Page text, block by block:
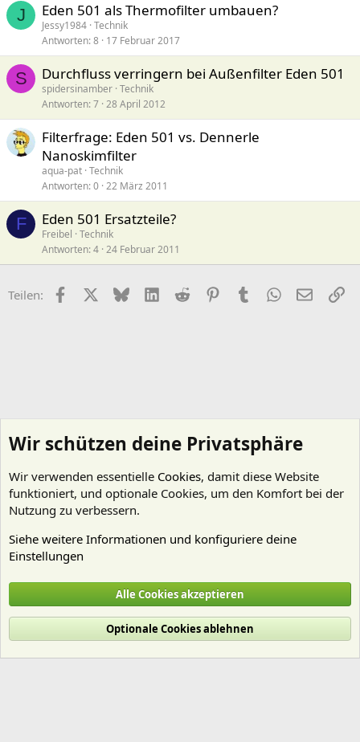
J Eden 501 als Thermofilter umbauen?
Jessy1984 Technik
Antworten 8 17 Februar 2017
S Durchfluss verringern bei Außenfilter Eden 501
spidersinamber Technik
Antworten 7 28 April 2012
Filterfrage: Eden 501 vs. Dennerle
Nanoskimfilter
aqua-pat Technik
Antworten 0 22 März 2011
F Eden 501 Ersatzteile?
Freibel Technik
Antworten 4 24 Februar 2011
Teilen: FacebookX (Twitter)
BlueskyLinkedIn
Reddit PinterestTumblr WhatsApp
E-Mail
Cookies
Deutsch (Du)
Nutzungsbedingungen
Datenschutz Hilfe und Impressum
R
Wir schützen deine Privatsphäre
Wir verwenden essentielle Cookies, damit diese Website
funktioniert, und optionale Cookies, um den Komfort bei der
Nutzung zu verbessern.
Siehe weitere Informationen und konfiguriere deine
Einstellungen
Alle Cookies akzeptieren
Optionale Cookies ablehnen